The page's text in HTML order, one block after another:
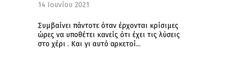
14 Ιουνίου 2021
Συμβαίνει πάντοτε όταν έρχονται κρίσιμες
ώρες να υποθέτει κανείς ότι έχει τις λύσεις
στο χέρι . Και γι αυτό αρκετοί